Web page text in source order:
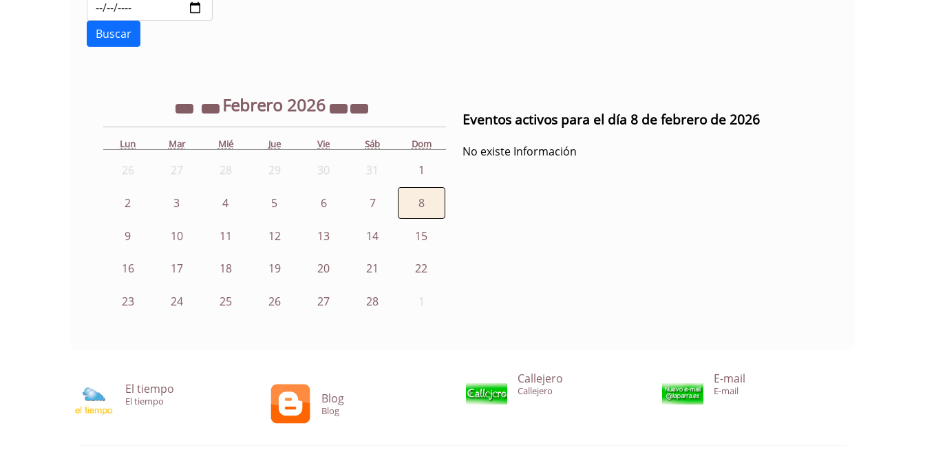
Febrero 2026
Lun Mar Mié Jue Vie Sáb Dom
26 27 28 29 30 31 1
2 3 4 5 6 7 8
9 10 11 12 13 14 15
16 17 18 19 20 21 22
23 24 25 26 27 28 1
Eventos activos para el día 8 de febrero de 2026
No existe Información
El tiempo
El tiempo Blog
Blog
Callejero
Callejero
E-mail
E-mail